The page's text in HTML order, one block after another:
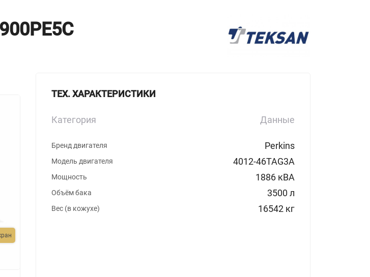
ТЕХ. ХАРАКТЕРИСТИКИ
Категория Данные
Бренд двигателя Perkins
Модель двигателя 4012-46TAG3A
Мощность 1886 кВА
Объём бака 3500 л
Вес (в кожухе) 16542 кг